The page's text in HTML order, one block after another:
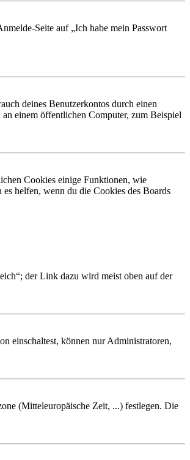
Seite auf „Ich habe mein Passwort
deines Benutzerkontos durch einen
einem öffentlichen Computer, zum Beispiel
Cookies einige Funktionen, wie
helfen, wenn du die Cookies des Boards
der Link dazu wird meist oben auf der
einschaltest, können nur Administratoren,
(Mitteleuropäische Zeit, ...) festlegen. Die